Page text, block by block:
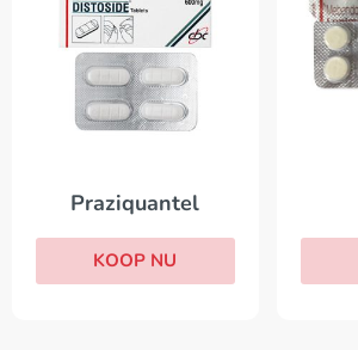
Praziquantel
KOOP NU